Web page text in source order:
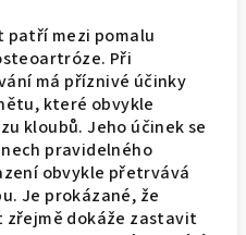
patří mezi pomalu
Při
má příznivé účinky
které obvykle
kloubů. Jeho účinek se
pravidelného
obvykle přetrvává
Je prokázané, že
dokáže zastavit